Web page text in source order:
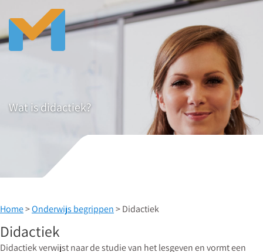
Wat is didactiek?
Home>Onderwijs begrippen> Didactiek
Didactiek
Didactiek verwijst naar de studie van het lesgeven en vormt een